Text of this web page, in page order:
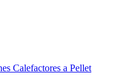
Calefactores a Pellet